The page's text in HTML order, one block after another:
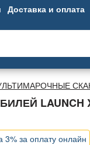
Доставка и оплата
LAUNCH
3% за оплату онлайн